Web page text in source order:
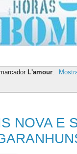
L'amour.
NOVA E